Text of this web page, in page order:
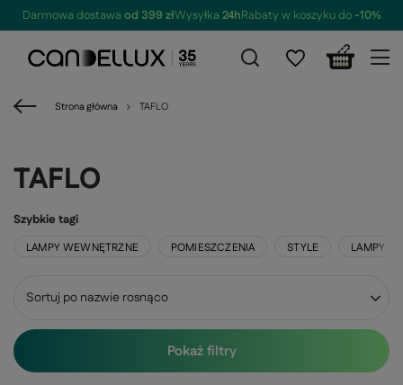
Darmowa dostawa od 399 złWysyłka 24hRabaty w koszyku do-10%
Strona główna TAFLO
TAFLO
Szybkie tagi
LAMPY WEWNĘTRZNE POMIESZCZENIA STYLE LAMPY
Zmień sortowanie
Sortuj po nazwie rosnąco
Pokaż filtry